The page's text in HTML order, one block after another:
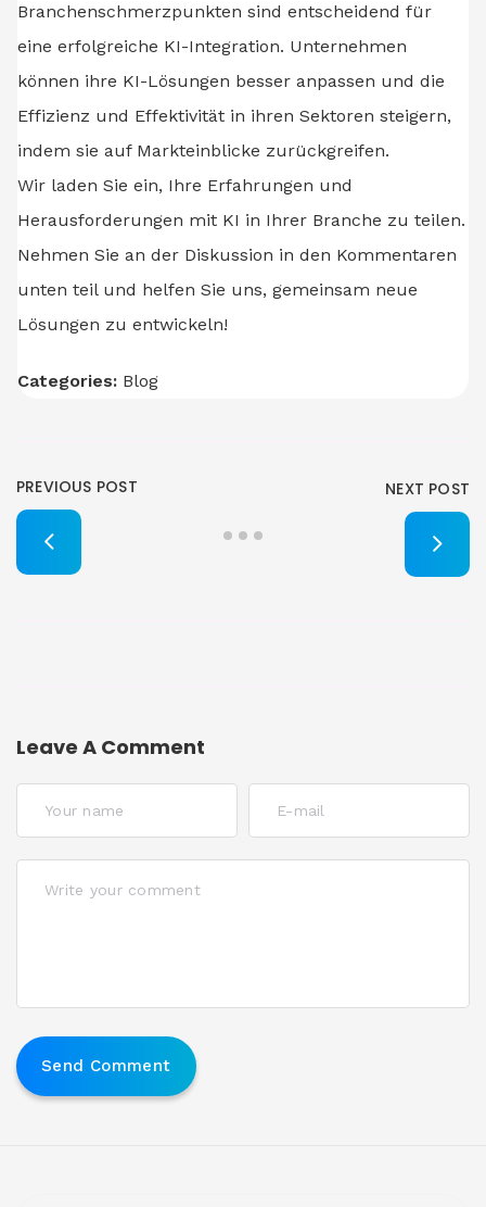
Branchenschmerzpunkten sind entscheidend für
eine erfolgreiche KI-Integration. Unternehmen
können ihre KI-Lösungen besser anpassen und die
Effizienz und Effektivität in ihren Sektoren steigern,
indem sie auf Markteinblicke zurückgreifen.
Wir laden Sie ein, Ihre Erfahrungen und
Herausforderungen mit KI in Ihrer Branche zu teilen.
Nehmen Sie an der Diskussion in den Kommentaren
unten teil und helfen Sie uns, gemeinsam neue
Lösungen zu entwickeln!
Categories: Blog
PREVIOUS POST NEXT POST
Leave A Comment